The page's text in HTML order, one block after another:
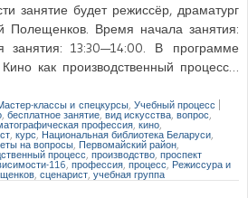
занятие будет режиссёр, драматург
Полещенков. Время начала занятия:
занятия: 13:30—14:00. В программе
как производственный процесс…
классы и спецкурсы Учебный процесс
бесплатное занятие, вид искусства вопрос
профессия кино
курс, Национальная библиотека Беларуси
на вопросы Первомайский район
процесс производство проспект
116 ,профессия процесс, Режиссура и
сценарист ,учебная группа